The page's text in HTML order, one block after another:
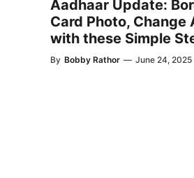
Aadhaar Update:
Card Photo, Change
with these Simple
By Bobby Rathor — June 24, 2025